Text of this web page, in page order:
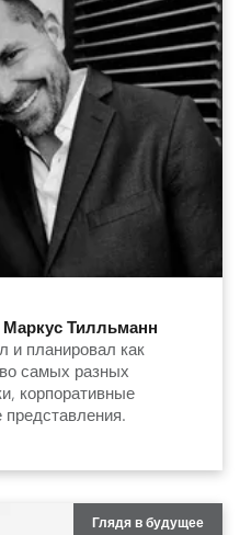
Тилльманн
и планировал как
самых разных
корпоративные
Глядя в будущее